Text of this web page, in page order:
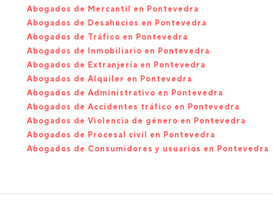
Abogados de Mercantil en Pontevedra
Abogados de Desahucios en Pontevedra
Abogados de Tráfico en Pontevedra
Abogados de Inmobiliario en Pontevedra
Abogados de Extranjería en Pontevedra
Abogados de Alquiler en Pontevedra
Abogados de Administrativo en Pontevedra
Abogados de Accidentes tráfico en Pontevedra
Abogados de Violencia de género en Pontevedra
Abogados de Procesal civil en Pontevedra
Abogados de Consumidores y usuarios en Pontevedra